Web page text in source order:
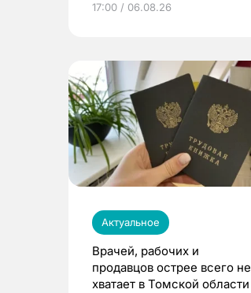
17:00 / 06.08.26
Актуальное
Врачей, рабочих и
продавцов острее всего не
хватает в Томской области